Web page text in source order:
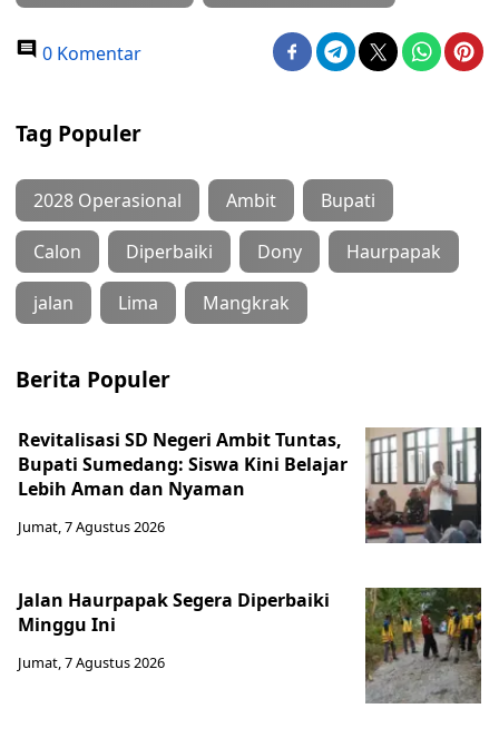
0 Komentar
Tag Populer
2028 Operasional Ambit Bupati
Calon Diperbaiki Dony Haurpapak
jalan Lima Mangkrak
Berita Populer
Revitalisasi SD Negeri Ambit Tuntas,
Bupati Sumedang: Siswa Kini Belajar
Lebih Aman dan Nyaman
Jumat, 7 Agustus 2026
Jalan Haurpapak Segera Diperbaiki
Minggu Ini
Jumat, 7 Agustus 2026